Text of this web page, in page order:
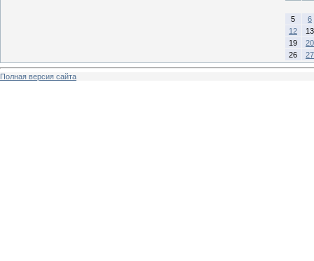
5
6
12
13
19
20
26
27
Полная версия сайта